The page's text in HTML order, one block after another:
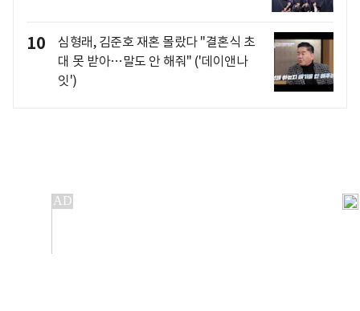
10
심형래, 김준호 재혼 몰랐다 "결혼식 초
대 못 받아…말도 안 해줘" ('데이앤나
잇')